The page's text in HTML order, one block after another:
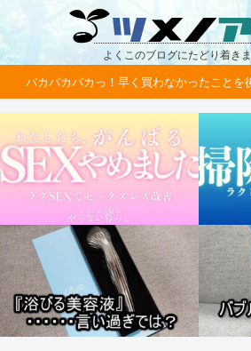
よくこのブログにたどり着き
バカバカバカっ！早く買わなかったことを